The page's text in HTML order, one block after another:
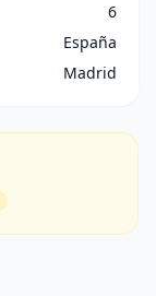
6
España
Madrid